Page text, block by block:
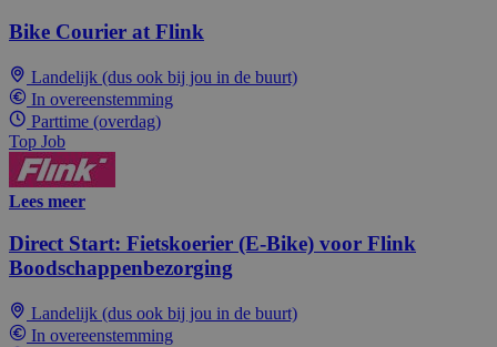
Bike Courier at Flink
Landelijk (dus ook bij jou in de buurt)
In overeenstemming
Parttime (overdag)
Top Job
Lees meer
Direct Start: Fietskoerier (E-Bike) voor Flink
Boodschappenbezorging
Landelijk (dus ook bij jou in de buurt)
In overeenstemming